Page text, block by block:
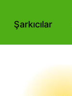
Şarkıcılar